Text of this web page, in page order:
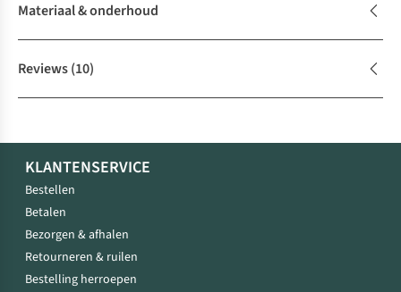
Materiaal & onderhoud
Reviews(10)
KLANTENSERVICE
Bestellen
Betalen
Bezorgen & afhalen
Retourneren & ruilen
Bestelling herroepen